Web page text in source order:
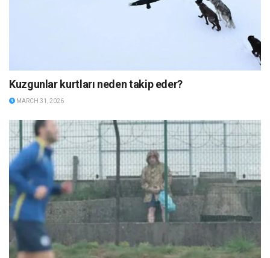
Kuzgunlar kurtları neden takip eder?
MARCH 31, 2026